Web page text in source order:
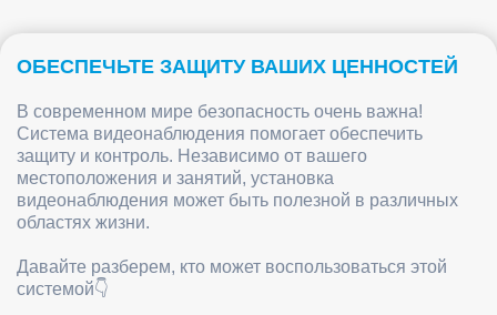
ОБЕСПЕЧЬТЕ ЗАЩИТУ ВАШИХ ЦЕННОСТЕЙ
В современном мире безопасность очень важна!
Система видеонаблюдения помогает обеспечить
защиту и контроль. Независимо от вашего
местоположения и занятий, установка
видеонаблюдения может быть полезной в различных
областях жизни.
Давайте разберем, кто может воспользоваться этой
системой👇